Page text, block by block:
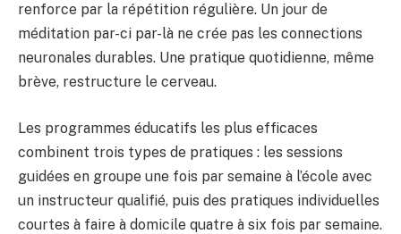
renforce par la répétition régulière. Un jour de
méditation par-ci par-là ne crée pas les connections
neuronales durables. Une pratique quotidienne, même
brève, restructure le cerveau.
Les programmes éducatifs les plus efficaces
combinent trois types de pratiques : les sessions
guidées en groupe une fois par semaine à l’école avec
un instructeur qualifié, puis des pratiques individuelles
courtes à faire à domicile quatre à six fois par semaine.